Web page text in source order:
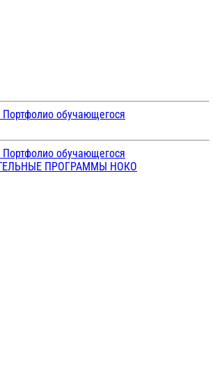
Портфолио обучающегося
Портфолио обучающегося
ПРОГРАММЫ НОКО